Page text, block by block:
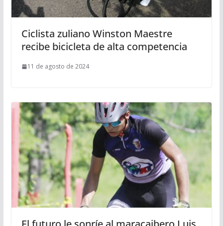
Ciclista zuliano Winston Maestre
recibe bicicleta de alta competencia
11 de agosto de 2024